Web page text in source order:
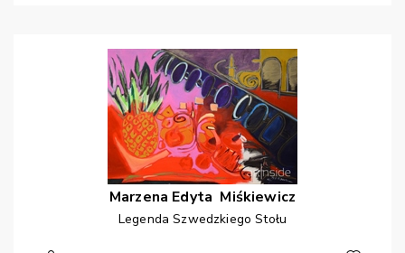
Marzena Edyta Miśkiewicz
Legenda Szwedzkiego Stołu